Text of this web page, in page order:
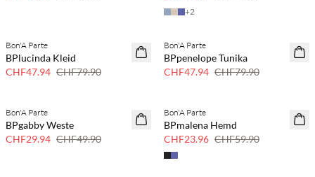
+2
40 % Rabatt
Bon'A Parte
BPlucinda Kleid
CHF47.94 CHF79.90
40 % Rabatt
Bon'A Parte
BPpenelope Tunika
CHF47.94 CHF79.90
40 % Rabatt
Bon'A Parte
BPgabby Weste
CHF29.94 CHF49.90
SAVE20
Bon'A Parte
BPmalena Hemd
CHF23.96 CHF59.90